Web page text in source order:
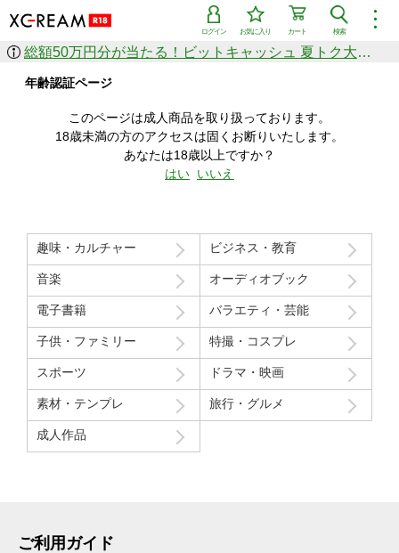
︙
検索
カート
お気に入り
ログイン
作品を探す
ジャンル
シリーズ
人気のセール中商品
新着セール中商品
すべての作品から探す
価格の安い順
価格の高い順
月間ランキング
年間ランキング
総額50万円分が当たる！ビットキャッシュ 夏トク大感謝祭
年齢認証ページ
このページは成人商品を取り扱っております。
18歳未満の方のアクセスは固くお断りいたします。
あなたは18歳以上ですか？
はい いいえ
趣味・カルチャー ビジネス・教育
音楽 オーディオブック
電子書籍 バラエティ・芸能
子供・ファミリー 特撮・コスプレ
スポーツ ドラマ・映画
素材・テンプレ 旅行・グルメ
成人作品
ご利用ガイド